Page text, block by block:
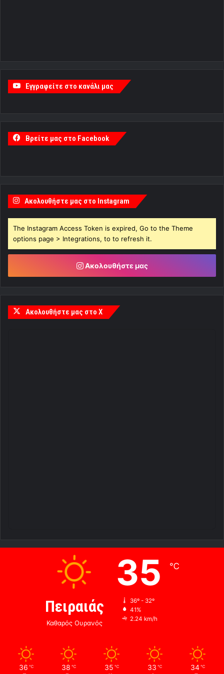
Εγγραφείτε στο κανάλι μας
Βρείτε μας στο Facebook
Ακολουθήστε μας στο Instagram
The Instagram Access Token is expired, Go to the Theme
options page > Integrations, to to refresh it.
Ακολουθήστε μας
Ακολουθήστε μας στο X
Πειραιάς
Καθαρός Ουρανός
35 ℃
36º - 32º
41%
2.24 km/h
36 ℃ 38 ℃ 35 ℃ 33 ℃ 34 ℃